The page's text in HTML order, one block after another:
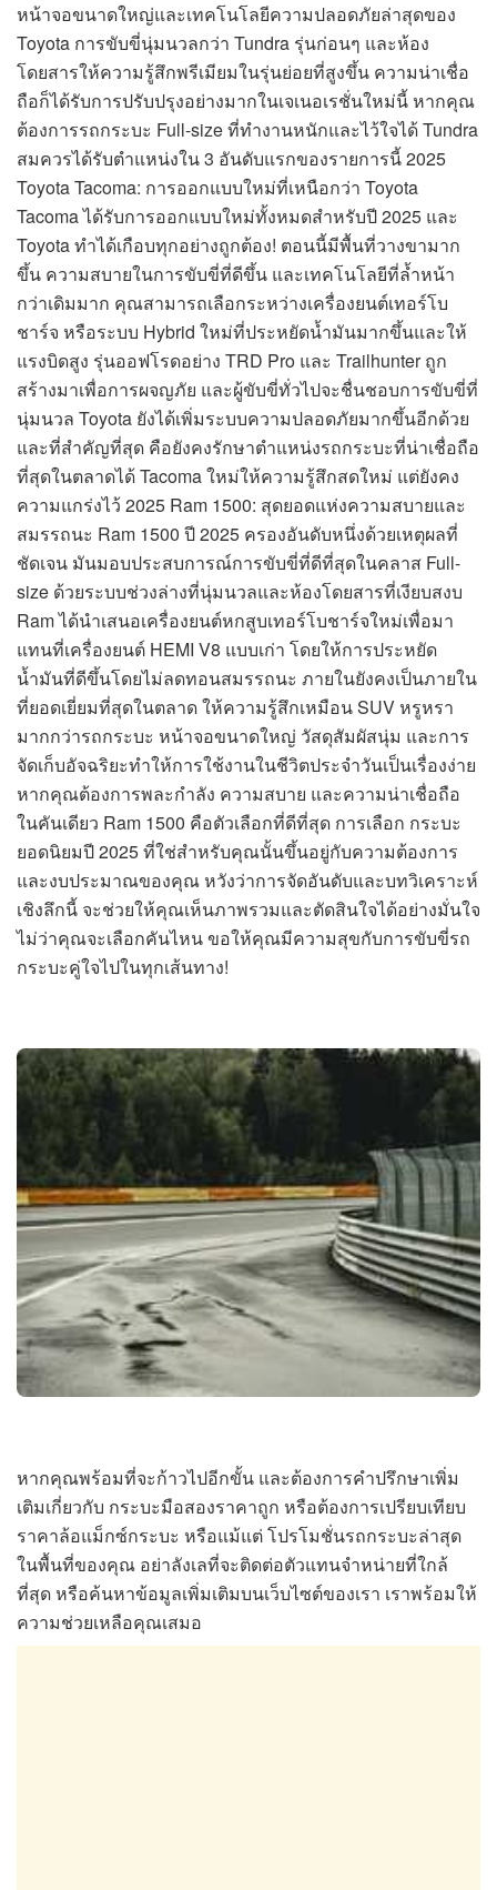
หน้าจอขนาดใหญ่และเทคโนโลยีความปลอดภัยล่าสุดของ
Toyota การขับขี่นุ่มนวลกว่า Tundra รุ่นก่อนๆ และห้อง
โดยสารให้ความรู้สึกพรีเมียมในรุ่นย่อยที่สูงขึ้น ความน่าเชื่อ
ถือก็ได้รับการปรับปรุงอย่างมากในเจเนอเรชั่นใหม่นี้ หากคุณ
ต้องการรถกระบะ Full-size ที่ทำงานหนักและไว้ใจได้ Tundra
สมควรได้รับตำแหน่งใน 3 อันดับแรกของรายการนี้ 2025
Toyota Tacoma: การออกแบบใหม่ที่เหนือกว่า Toyota
Tacoma ได้รับการออกแบบใหม่ทั้งหมดสำหรับปี 2025 และ
Toyota ทำได้เกือบทุกอย่างถูกต้อง! ตอนนี้มีพื้นที่วางขามาก
ขึ้น ความสบายในการขับขี่ที่ดีขึ้น และเทคโนโลยีที่ล้ำหน้า
กว่าเดิมมาก คุณสามารถเลือกระหว่างเครื่องยนต์เทอร์โบ
ชาร์จ หรือระบบ Hybrid ใหม่ที่ประหยัดน้ำมันมากขึ้นและให้
แรงบิดสูง รุ่นออฟโรดอย่าง TRD Pro และ Trailhunter ถูก
สร้างมาเพื่อการผจญภัย และผู้ขับขี่ทั่วไปจะชื่นชอบการขับขี่ที่
นุ่มนวล Toyota ยังได้เพิ่มระบบความปลอดภัยมากขึ้นอีกด้วย
และที่สำคัญที่สุด คือยังคงรักษาตำแหน่งรถกระบะที่น่าเชื่อถือ
ที่สุดในตลาดได้ Tacoma ใหม่ให้ความรู้สึกสดใหม่ แต่ยังคง
ความแกร่งไว้ 2025 Ram 1500: สุดยอดแห่งความสบายและ
สมรรถนะ Ram 1500 ปี 2025 ครองอันดับหนึ่งด้วยเหตุผลที่
ชัดเจน มันมอบประสบการณ์การขับขี่ที่ดีที่สุดในคลาส Full-
size ด้วยระบบช่วงล่างที่นุ่มนวลและห้องโดยสารที่เงียบสงบ
Ram ได้นำเสนอเครื่องยนต์หกสูบเทอร์โบชาร์จใหม่เพื่อมา
แทนที่เครื่องยนต์ HEMI V8 แบบเก่า โดยให้การประหยัด
น้ำมันที่ดีขึ้นโดยไม่ลดทอนสมรรถนะ ภายในยังคงเป็นภายใน
ที่ยอดเยี่ยมที่สุดในตลาด ให้ความรู้สึกเหมือน SUV หรูหรา
มากกว่ารถกระบะ หน้าจอขนาดใหญ่ วัสดุสัมผัสนุ่ม และการ
จัดเก็บอัจฉริยะทำให้การใช้งานในชีวิตประจำวันเป็นเรื่องง่าย
หากคุณต้องการพละกำลัง ความสบาย และความน่าเชื่อถือ
ในคันเดียว Ram 1500 คือตัวเลือกที่ดีที่สุด การเลือก กระบะ
ยอดนิยมปี 2025 ที่ใช่สำหรับคุณนั้นขึ้นอยู่กับความต้องการ
และงบประมาณของคุณ หวังว่าการจัดอันดับและบทวิเคราะห์
เชิงลึกนี้ จะช่วยให้คุณเห็นภาพรวมและตัดสินใจได้อย่างมั่นใจ
ไม่ว่าคุณจะเลือกคันไหน ขอให้คุณมีความสุขกับการขับขี่รถ
กระบะคู่ใจไปในทุกเส้นทาง!
หากคุณพร้อมที่จะก้าวไปอีกขั้น และต้องการคำปรึกษาเพิ่ม
เติมเกี่ยวกับ กระบะมือสองราคาถูก หรือต้องการเปรียบเทียบ
ราคาล้อแม็กซ์กระบะ หรือแม้แต่ โปรโมชั่นรถกระบะล่าสุด
ในพื้นที่ของคุณ อย่าลังเลที่จะติดต่อตัวแทนจำหน่ายที่ใกล้
ที่สุด หรือค้นหาข้อมูลเพิ่มเติมบนเว็บไซต์ของเรา เราพร้อมให้
ความช่วยเหลือคุณเสมอ